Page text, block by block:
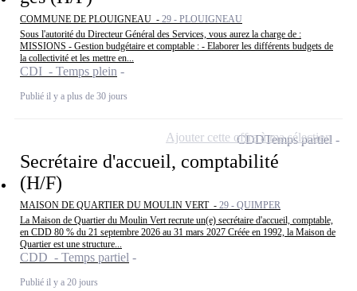
COMMUNE DE PLOUIGNEAU - 29 - PLOUIGNEAU
Sous l'autorité du Directeur Général des Services, vous aurez la charge de :
MISSIONS - Gestion budgétaire et comptable : - Elaborer les différents budgets de
la collectivité et les mettre en...
CDI - Temps plein
Publié il y a plus de 30 jours
Secrétaire d'accueil, comptabilité
(H/F)
MAISON DE QUARTIER DU MOULIN VERT - 29 - QUIMPER
La Maison de Quartier du Moulin Vert recrute un(e) secrétaire d'accueil, comptable,
en CDD 80 % du 21 septembre 2026 au 31 mars 2027 Créée en 1992, la Maison de
Quartier est une structure...
CDD - Temps partiel
Publié il y a 20 jours
CDDTemps partiel
Ajouter cette offre à ma sélection